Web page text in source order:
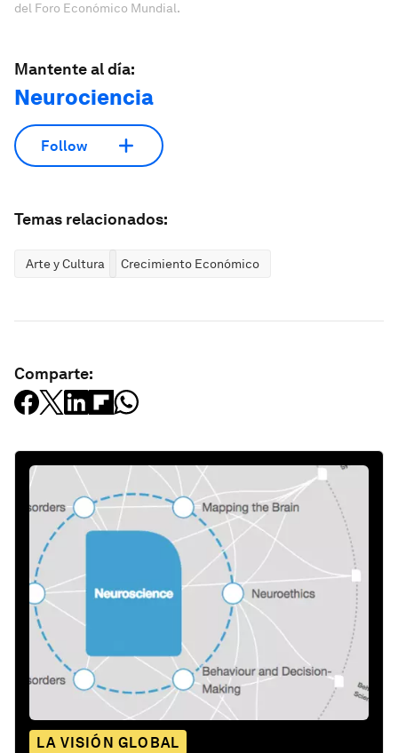
del Foro Económico Mundial.
Mantente al día:
Neurociencia
Follow
Temas relacionados:
Arte y Cultura Crecimiento Económico
Comparte:
LA VISIÓN GLOBAL